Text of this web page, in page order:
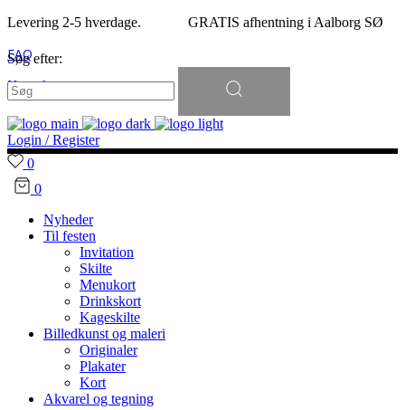
Levering 2-5 hverdage. GRATIS afhentning i Aalborg SØ
FAQ
Kontakt
Søg efter:
Login / Register
0
0
Nyheder
Til festen
Invitation
Skilte
Menukort
Drinkskort
Kageskilte
Billedkunst og maleri
Originaler
Plakater
Kort
Akvarel og tegning